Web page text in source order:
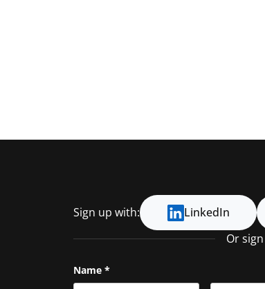
Sign up with: LinkedIn
Or
Name *